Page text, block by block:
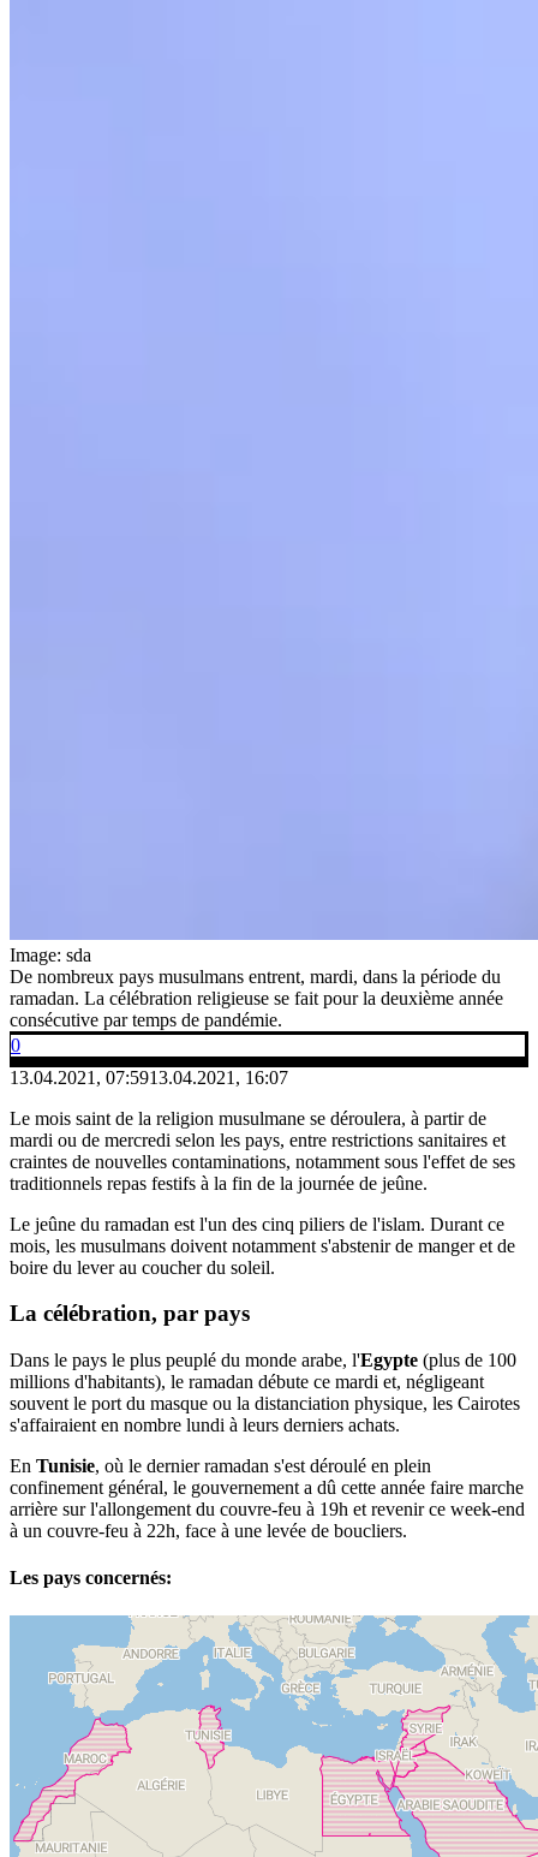
Image: sda
De nombreux pays musulmans entrent, mardi, dans la période du
ramadan. La célébration religieuse se fait pour la deuxième année
consécutive par temps de pandémie.
0
13.04.2021, 07:5913.04.2021, 16:07
Le mois saint de la religion musulmane se déroulera, à partir de
mardi ou de mercredi selon les pays, entre restrictions sanitaires et
craintes de nouvelles contaminations, notamment sous l'effet de ses
traditionnels repas festifs à la fin de la journée de jeûne.
Le jeûne du ramadan est l'un des cinq piliers de l'islam. Durant ce
mois, les musulmans doivent notamment s'abstenir de manger et de
boire du lever au coucher du soleil.
La célébration, par pays
Dans le pays le plus peuplé du monde arabe, l'Egypte (plus de 100
millions d'habitants), le ramadan débute ce mardi et, négligeant
souvent le port du masque ou la distanciation physique, les Cairotes
s'affairaient en nombre lundi à leurs derniers achats.
En Tunisie, où le dernier ramadan s'est déroulé en plein
confinement général, le gouvernement a dû cette année faire marche
arrière sur l'allongement du couvre-feu à 19h et revenir ce week-end
à un couvre-feu à 22h, face à une levée de boucliers.
Les pays concernés: